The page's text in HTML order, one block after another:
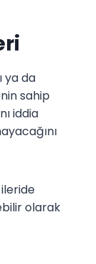
ya da
sahip
iddia
ileride
olarak